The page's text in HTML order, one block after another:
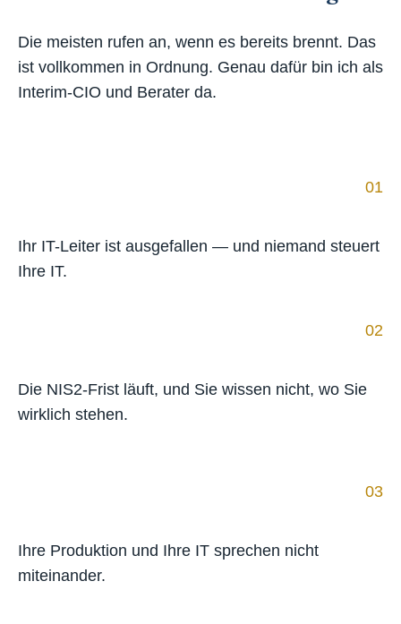
Die meisten rufen an, wenn es bereits brennt. Das
ist vollkommen in Ordnung. Genau dafür bin ich als
Interim-CIO und Berater da.
01
Ihr IT-Leiter ist ausgefallen — und niemand steuert
Ihre IT.
02
Die NIS2-Frist läuft, und Sie wissen nicht, wo Sie
wirklich stehen.
03
Ihre Produktion und Ihre IT sprechen nicht
miteinander.